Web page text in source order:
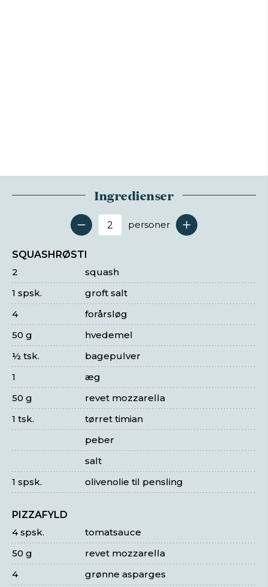
Ingredienser
Antal serveringer
personer
SQUASHRØSTI
squash
2
groft salt
1 spsk.
forårsløg
4
hvedemel
50 g
bagepulver
½ tsk.
æg
1
revet mozzarella
50 g
tørret timian
1 tsk.
peber
salt
olivenolie til pensling
1 spsk.
PIZZAFYLD
tomatsauce
4 spsk.
revet mozzarella
50 g
grønne asparges
4